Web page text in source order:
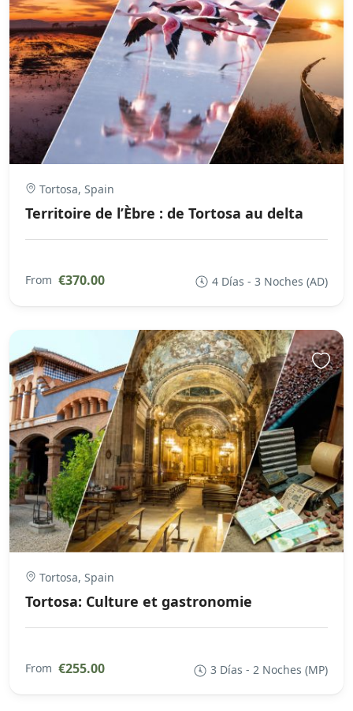
Tortosa, Spain
Territoire de l’Èbre : de Tortosa au delta
From €370.00 4 Días - 3 Noches (AD)
Tortosa, Spain
Tortosa: Culture et gastronomie
From €255.00 3 Días - 2 Noches (MP)